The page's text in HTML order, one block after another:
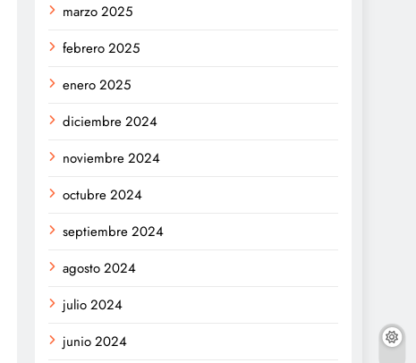
marzo 2025
febrero 2025
enero 2025
diciembre 2024
noviembre 2024
octubre 2024
septiembre 2024
agosto 2024
julio 2024
junio 2024